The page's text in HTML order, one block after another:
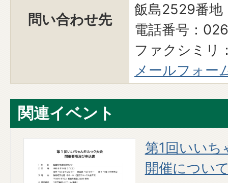
問い合わせ先
飯島2529番地
電話番号：
ファクシミ
メールフォー
関連イベント
第1回いいち
開催につい